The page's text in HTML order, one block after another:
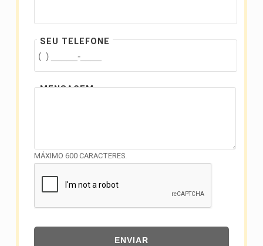
SEU TELEFONE
MENSAGEM
MÁXIMO 600 CARACTERES.
ENVIAR